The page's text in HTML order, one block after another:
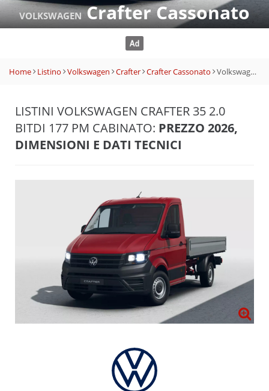
VOLKSWAGENCrafter Cassonato
Home Listino Volkswagen Crafter Crafter Cassonato Volkswagen Crafter 35 2.0 BiTDI 177 PM Cabinato
LISTINI VOLKSWAGEN CRAFTER 35 2.0
BITDI 177 PM CABINATO: PREZZO 2026,
DIMENSIONI E DATI TECNICI